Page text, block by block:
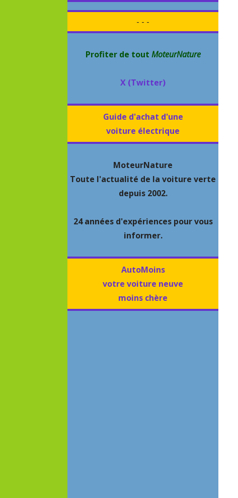
- - -
Profiter de tout MoteurNature
X (Twitter)
Guide d'achat d'une
voiture électrique
MoteurNature
Toute l'actualité de la voiture verte
depuis 2002.
24 années d'expériences pour vous
informer.
AutoMoins
votre voiture neuve
moins chère